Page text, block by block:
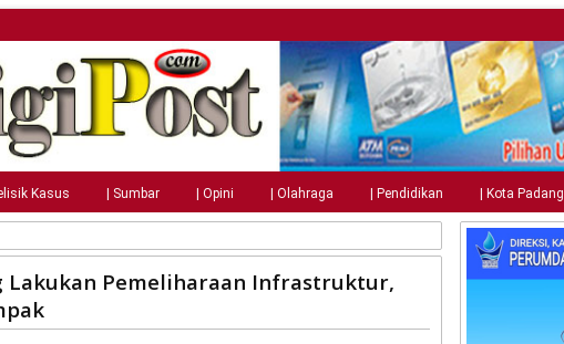
Kasus | Sumbar | Opini | Olahraga | Pendidikan | Kota Padang
Lakukan Pemeliharaan Infrastruktur,